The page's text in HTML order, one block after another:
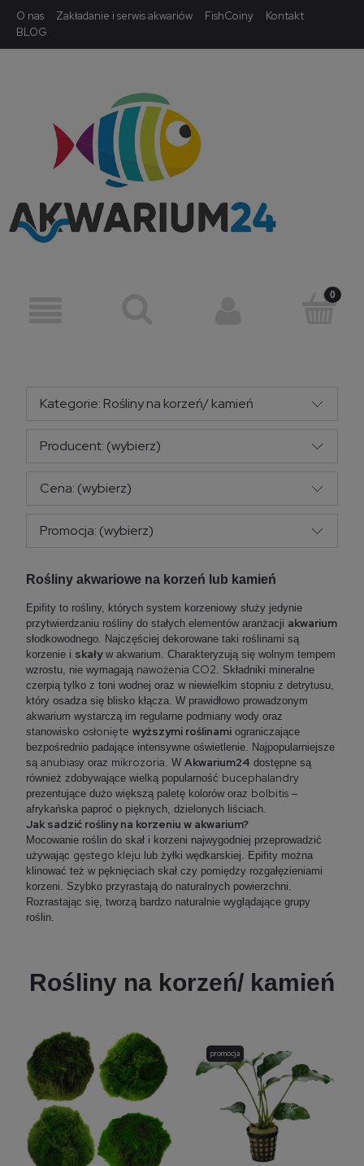
O nas Zakładanie i serwis akwariów FishCoiny
Kontakt
BLOG
Kategorie: Rośliny na korzeń/ kamień
Producent: (wybierz)
Cena: (wybierz)
Promocja: (wybierz)
Rośliny akwariowe na korzeń lub kamień
Epifity to rośliny, których system korzeniowy służy jedynie
przytwierdzaniu rośliny do stałych elementów aranżacji akwarium
słodkowodnego. Najczęściej dekorowane taki roślinami są
korzenie i skaływ akwarium. Charakteryzują się wolnym tempem
wzrostu, nie wymagają nawożenia CO2 . Składniki mineralne
czerpią tylko z toni wodnej oraz w niewielkim stopniu z detrytusu,
który osadza się blisko kłącza. W prawidłowo prowadzonym
akwarium wystarczą im regularne podmiany wody oraz
stanowisko osłonięte wyższymi roślinami ograniczające
bezpośrednio padające intensywne oświetlenie. Najpopularniejsze
są anubiasy oraz mikrozoria . W Akwarium24 dostępne są
również zdobywające wielką popularność bucephalandry
prezentujące dużo większą paletę kolorów oraz bolbitis –
afrykańska paproć o pięknych, dzielonych liściach.
Jak sadzić rośliny na korzeniu w akwarium?
Mocowanie roślin do skał i korzeni najwygodniej przeprowadzić
używając gęstego kleju lub żyłki wędkarskiej. Epifity można
klinować też w pęknięciach skał czy pomiędzy rozgałęzieniami
korzeni. Szybko przyrastają do naturalnych powierzchni.
Rozrastając się, tworzą bardzo naturalnie wyglądające grupy
roślin.
Rośliny na korzeń/ kamień
promocja